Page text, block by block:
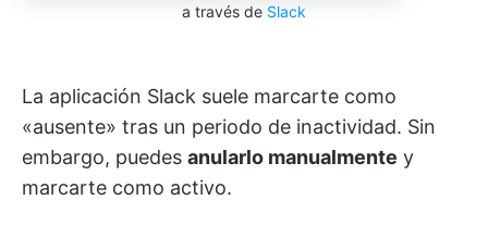
a través de Slack
La aplicación Slack suele marcarte como
«ausente» tras un periodo de inactividad. Sin
embargo, puedes anularlo manualmente y
marcarte como activo.